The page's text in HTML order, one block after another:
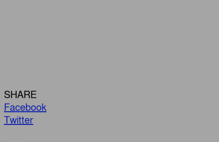
SHARE
Facebook
Twitter